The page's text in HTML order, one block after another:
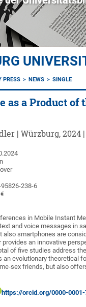
PRESS NEWS SINGLE
as a Product of
| Würzburg, 2024
95826-238-6
in Mobile Instant
and voice messages in
also smartphones are
provides an innovative
of five studies address
an evolutionary theoretical
sex friends, but also
https://orcid.org/0000-